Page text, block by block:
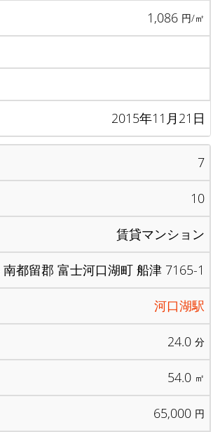
1,086 円/㎡
2015年11月21日
7
10
賃貸マンション
都留郡 富士河口湖町 船津 7165-1
河口湖駅
24.0 分
54.0 ㎡
65,000 円